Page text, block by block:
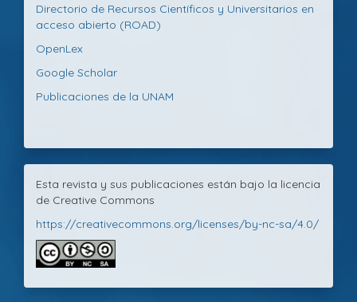
Directorio de Recursos Científicos y Universitarios en
acceso abierto (ROAD)
OpenLex
Google Scholar
Publicaciones de la UNAM
Esta revista y sus publicaciones están bajo la licencia
de Creative Commons
https://creativecommons.org/licenses/by-nc-sa/4.0/